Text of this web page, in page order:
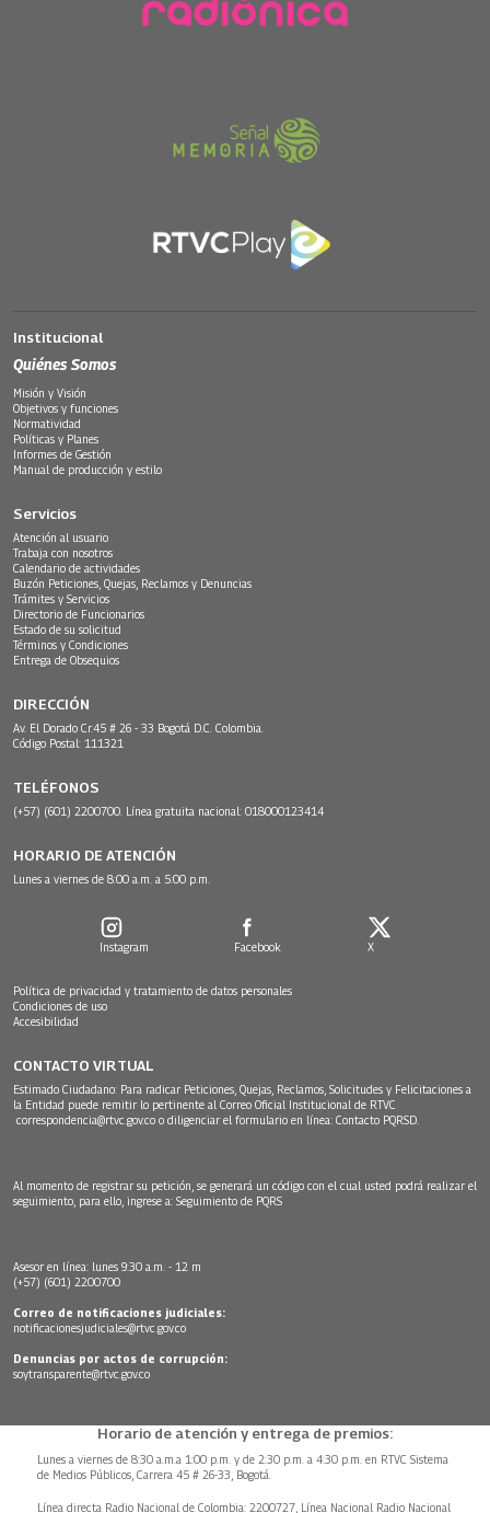
Institucional
Quiénes Somos
Misión y Visión
Objetivos y funciones
Normatividad
Políticas y Planes
Informes de Gestión
Manual de producción y estilo
Servicios
Atención al usuario
Trabaja con nosotros
Calendario de actividades
Buzón Peticiones, Quejas, Reclamos y Denuncias
Trámites y Servicios
Directorio de Funcionarios
Estado de su solicitud
Términos y Condiciones
Entrega de Obsequios
DIRECCIÓN
Av. El Dorado Cr.45 # 26 - 33 Bogotá D.C. Colombia.
Código Postal: 111321
TELÉFONOS
(+57) (601) 2200700. Línea gratuita nacional: 018000123414
HORARIO DE ATENCIÓN
Lunes a viernes de 8:00 a.m. a 5:00 p.m.
Instagram Facebook X
Política de privacidad y tratamiento de datos personales
Condiciones de uso
Accesibilidad
CONTACTO VIRTUAL
Estimado Ciudadano: Para radicar Peticiones, Quejas, Reclamos, Solicitudes y Felicitaciones a
la Entidad puede remitir lo pertinente al Correo Oficial Institucional de RTVC
correspondencia@rtvc.gov.co o diligenciar el formulario en línea: Contacto PQRSD.
Al momento de registrar su petición, se generará un código con el cual usted podrá realizar el
seguimiento, para ello, ingrese a: Seguimiento de PQRS
Asesor en línea: lunes 9:30 a.m. - 12 m
(+57) (601) 2200700
Correo de notificaciones judiciales:
notificacionesjudiciales@rtvc.gov.co
Denuncias por actos de corrupción:
soytransparente@rtvc.gov.co
Horario de atención y entrega de premios:
Lunes a viernes de 8:30 a.m.a 1:00 p.m. y de 2:30 p.m. a 4:30 p.m. en RTVC Sistema
de Medios Públicos, Carrera 45 # 26-33, Bogotá.
Línea directa Radio Nacional de Colombia: 2200727, Línea Nacional Radio Nacional